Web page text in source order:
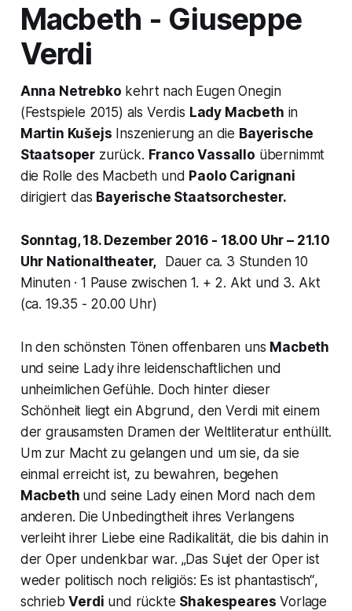
Macbeth - Giuseppe
Verdi
Anna Netrebko kehrt nach Eugen Onegin
(Festspiele 2015) als Verdis Lady Macbeth in
Martin Kušejs Inszenierung an die Bayerische
Staatsoper zurück. Franco Vassallo übernimmt
die Rolle des Macbeth und Paolo Carignani
dirigiert das Bayerische Staatsorchester.
Sonntag, 18. Dezember 2016 - 18.00 Uhr – 21.10
Uhr Nationaltheater, Dauer ca. 3 Stunden 10
Minuten · 1 Pause zwischen 1. + 2. Akt und 3. Akt
(ca. 19.35 - 20.00 Uhr)
In den schönsten Tönen offenbaren uns Macbeth
und seine Ladyihre leidenschaftlichen und
unheimlichen Gefühle. Doch hinter dieser
Schönheit liegt ein Abgrund, den Verdi mit einem
der grausamsten Dramen der Weltliteratur enthüllt.
Um zur Macht zu gelangen und um sie, da sie
einmal erreicht ist, zu bewahren, begehen
Macbeth und seine Lady einen Mord nach dem
anderen. Die Unbedingtheit ihres Verlangens
verleiht ihrer Liebe eine Radikalität, die bis dahin in
der Oper undenkbar war. „Das Sujet der Oper ist
weder politisch noch religiös: Es ist phantastisch“,
schriebVerdi und rückte Shakespeares Vorlage